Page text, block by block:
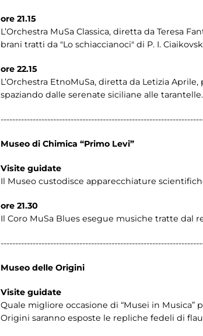
ore 21.15
L’Orchestra MuSa Classica, diretta da Teresa
brani tratti da "Lo schiaccianoci" di P. I.
ore 22.15
L’Orchestra EtnoMuSa, diretta da Letizia
spaziando dalle serenate siciliane alle tarantelle.
Museo di Chimica “Primo Levi”
Visite guidate
Il Museo custodisce apparecchiature
ore 21.30
Il Coro MuSa Blues esegue musiche tratte dal
Museo delle Origini
Visite guidate
Quale migliore occasione di “Musei in
Origini saranno esposte le repliche fedeli di